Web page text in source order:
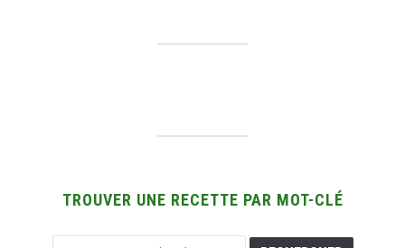
TROUVER UNE RECETTE PAR MOT-CLÉ